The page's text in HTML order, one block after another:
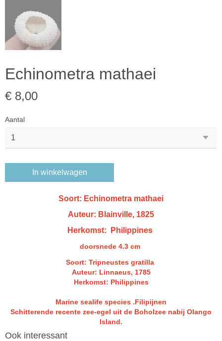
Echinometra mathaei
€ 8,00
Aantal
In winkelwagen
Soort: Echinometra mathaei
Auteur: Blainville, 1825
Herkomst: Philippines
doorsnede 4.3 cm
Soort: Tripneustes gratilla
Auteur: Linnaeus, 1785
Herkomst: Philippines
Marine sealife species .Filipijnen
Schitterende recente zee-egel uit de Boholzee nabij Olango
Island.
Ook interessant